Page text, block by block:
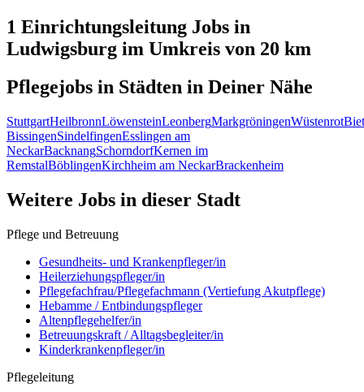
1 Einrichtungsleitung Jobs in
Ludwigsburg im Umkreis von 20 km
Pflegejobs in Städten in Deiner Nähe
StuttgartHeilbronnLöwensteinLeonbergMarkgröningenWüstenrot
BissingenSindelfingenEsslingen am
NeckarBacknangSchorndorfKernen im
RemstalBöblingenKirchheim am NeckarBrackenheim
Weitere Jobs in dieser Stadt
Pflege und Betreuung
Gesundheits- und Krankenpfleger/in
Heilerziehungspfleger/in
Pflegefachfrau/Pflegefachmann (Vertiefung Akutpflege)
Hebamme / Entbindungspfleger
Altenpflegehelfer/in
Betreuungskraft / Alltagsbegleiter/in
Kinderkrankenpfleger/in
Pflegeleitung